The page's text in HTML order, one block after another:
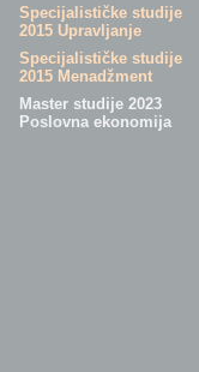
Specijalističke studije
2015 Upravljanje
Specijalističke studije
2015 Menadžment
Master studije 2023
Poslovna ekonomija